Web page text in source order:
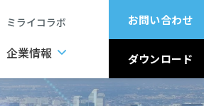
ミライコラボ
企業情報
お問い合わせ
ダウンロード